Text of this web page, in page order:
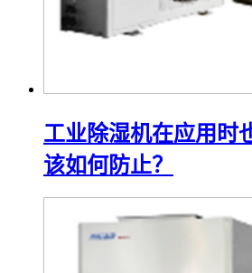
工业除湿机在应用时
该如何防止？